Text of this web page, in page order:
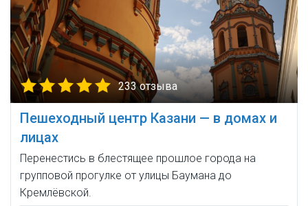
233 отзыва
Пешеходный центр Казани — в домах и
лицах
Перенестись в блестящее прошлое города на
групповой прогулке от улицы Баумана до
Кремлёвской.